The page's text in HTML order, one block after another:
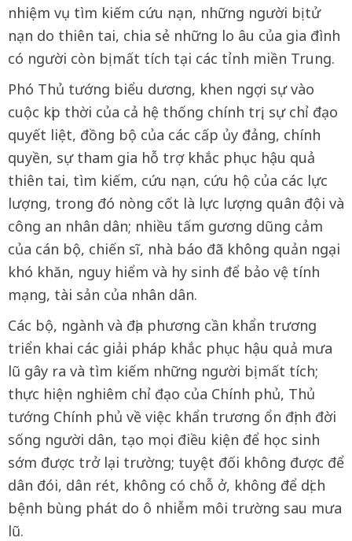
nhiệm vụ tìm kiếm cứu nạn, những người bị tử
nạn do thiên tai, chia sẻ những lo âu của gia đình
có người còn bị mất tích tại các tỉnh miền Trung.
Phó Thủ tướng biểu dương, khen ngợi sự vào
cuộc kịp thời của cả hệ thống chính trị, sự chỉ đạo
quyết liệt, đồng bộ của các cấp ủy đảng, chính
quyền, sự tham gia hỗ trợ khắc phục hậu quả
thiên tai, tìm kiếm, cứu nạn, cứu hộ của các lực
lượng, trong đó nòng cốt là lực lượng quân đội và
công an nhân dân; nhiều tấm gương dũng cảm
của cán bộ, chiến sĩ, nhà báo đã không quản ngại
khó khăn, nguy hiểm và hy sinh để bảo vệ tính
mạng, tài sản của nhân dân.
Các bộ, ngành và địa phương cần khẩn trương
triển khai các giải pháp khắc phục hậu quả mưa
lũ gây ra và tìm kiếm những người bị mất tích;
thực hiện nghiêm chỉ đạo của Chính phủ, Thủ
tướng Chính phủ về việc khẩn trương ổn định đời
sống người dân, tạo mọi điều kiện để học sinh
sớm được trở lại trường; tuyệt đối không được để
dân đói, dân rét, không có chỗ ở, không để dịch
bệnh bùng phát do ô nhiễm môi trường sau mưa
lũ.